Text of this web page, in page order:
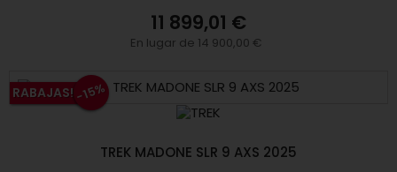
11 899,01 €
En lugar de 14 900,00 €
RABAJAS! -15%
TREK MADONE SLR 9 AXS 2025